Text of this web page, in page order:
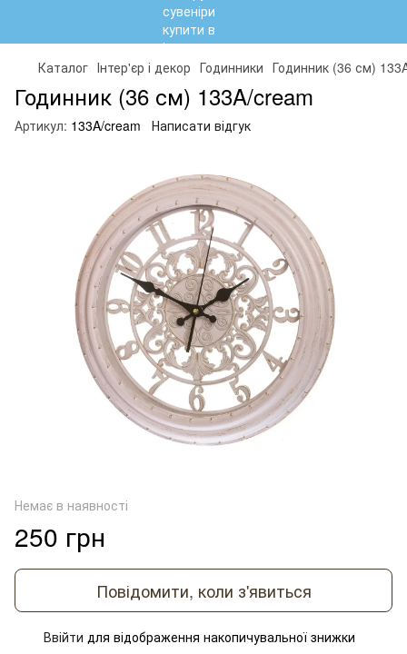
Каталог Інтер'єр і декор Годинники Годинник (36 см)
Годинник (36 см) 133A/cream
Артикул: 133A/cream Написати відгук
Немає в наявності
250 грн
Повідомити, коли з'явиться
Ввійти для відображення накопичувальної знижки